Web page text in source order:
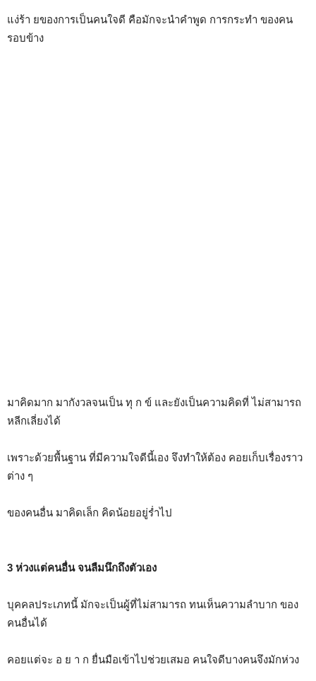
แง่ร้า ยของการเป็นคนใจดี คือมักจะนำคำพูด การกระทำ ของคน
รอบข้าง
มาคิดมาก มากังวลจนเป็น ทุ ก ข์ และยังเป็นความคิดที่ ไม่สามารถ
หลีกเลี่ยงได้
เพราะด้วยพื้นฐาน ที่มีความใจดีนี้เอง จึงทำให้ต้อง คอยเก็บเรื่องราว
ต่าง ๆ
ของคนอื่น มาคิดเล็ก คิดน้อยอยู่ร่ำไป
3 ห่วงแต่คนอื่น จนลืมนึกถึงตัวเอง
บุคคลประเภทนี้ มักจะเป็นผู้ที่ไม่สามารถ ทนเห็นความลำบาก ของ
คนอื่นได้
คอยแต่จะ อ ย า ก ยื่นมือเข้าไปช่วยเสมอ คนใจดีบางคนจึงมักห่วง